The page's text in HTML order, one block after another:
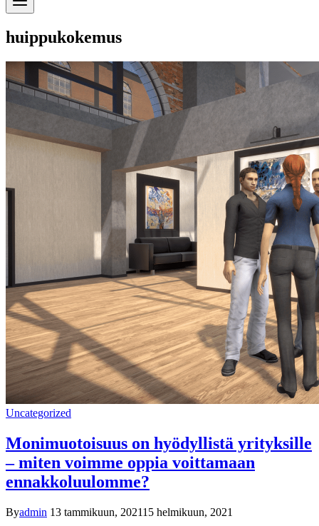
huippukokemus
Uncategorized
Monimuotoisuus on hyödyllistä yrityksille
– miten voimme oppia voittamaan
ennakkoluulomme?
Byadmin 13 tammikuun, 202115 helmikuun, 2021